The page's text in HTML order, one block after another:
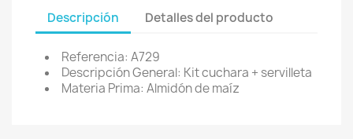
Descripción Detalles del producto
Referencia: A729
Descripción General: Kit cuchara + servilleta
Materia Prima: Almidón de maíz